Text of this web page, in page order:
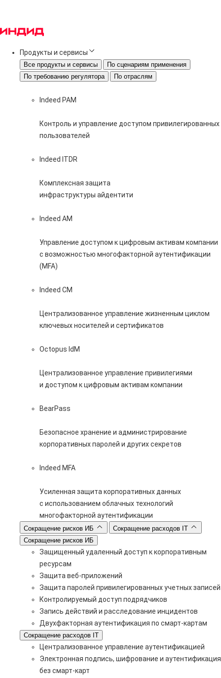
Продукты и сервисы
Все продукты и сервисы
По сценариям применения
По требованию регулятора
По отраслям
Indeed PAM
Контроль и управление доступом привилегированных
пользователей
Indeed ITDR
Комплексная защита
инфраструктуры айдентити
Indeed AM
Управление доступом к цифровым активам компании
с возможностью многофакторной аутентификации
(MFA)
Indeed CM
Централизованное управление жизненным циклом
ключевых носителей и сертификатов
Octopus IdM
Централизованное управление привилегиями
и доступом к цифровым активам компании
BearPass
Безопасное хранение и администрирование
корпоративных паролей и других секретов
Indeed MFA
Усиленная защита корпоративных данных
с использованием облачных технологий
многофакторной аутентификации
Сокращение рисков ИБ
Сокращение расходов IT
Сокращение рисков ИБ
Защищенный удаленный доступ к корпоративным
ресурсам
Защита веб-приложений
Защита паролей привилегированных учетных записей
Контролируемый доступ подрядчиков
Запись действий и расследование инцидентов
Двухфакторная аутентификация по смарт-картам
Сокращение расходов IT
Централизованное управление аутентификацией
Электронная подпись, шифрование и аутентификация
без смарт-карт